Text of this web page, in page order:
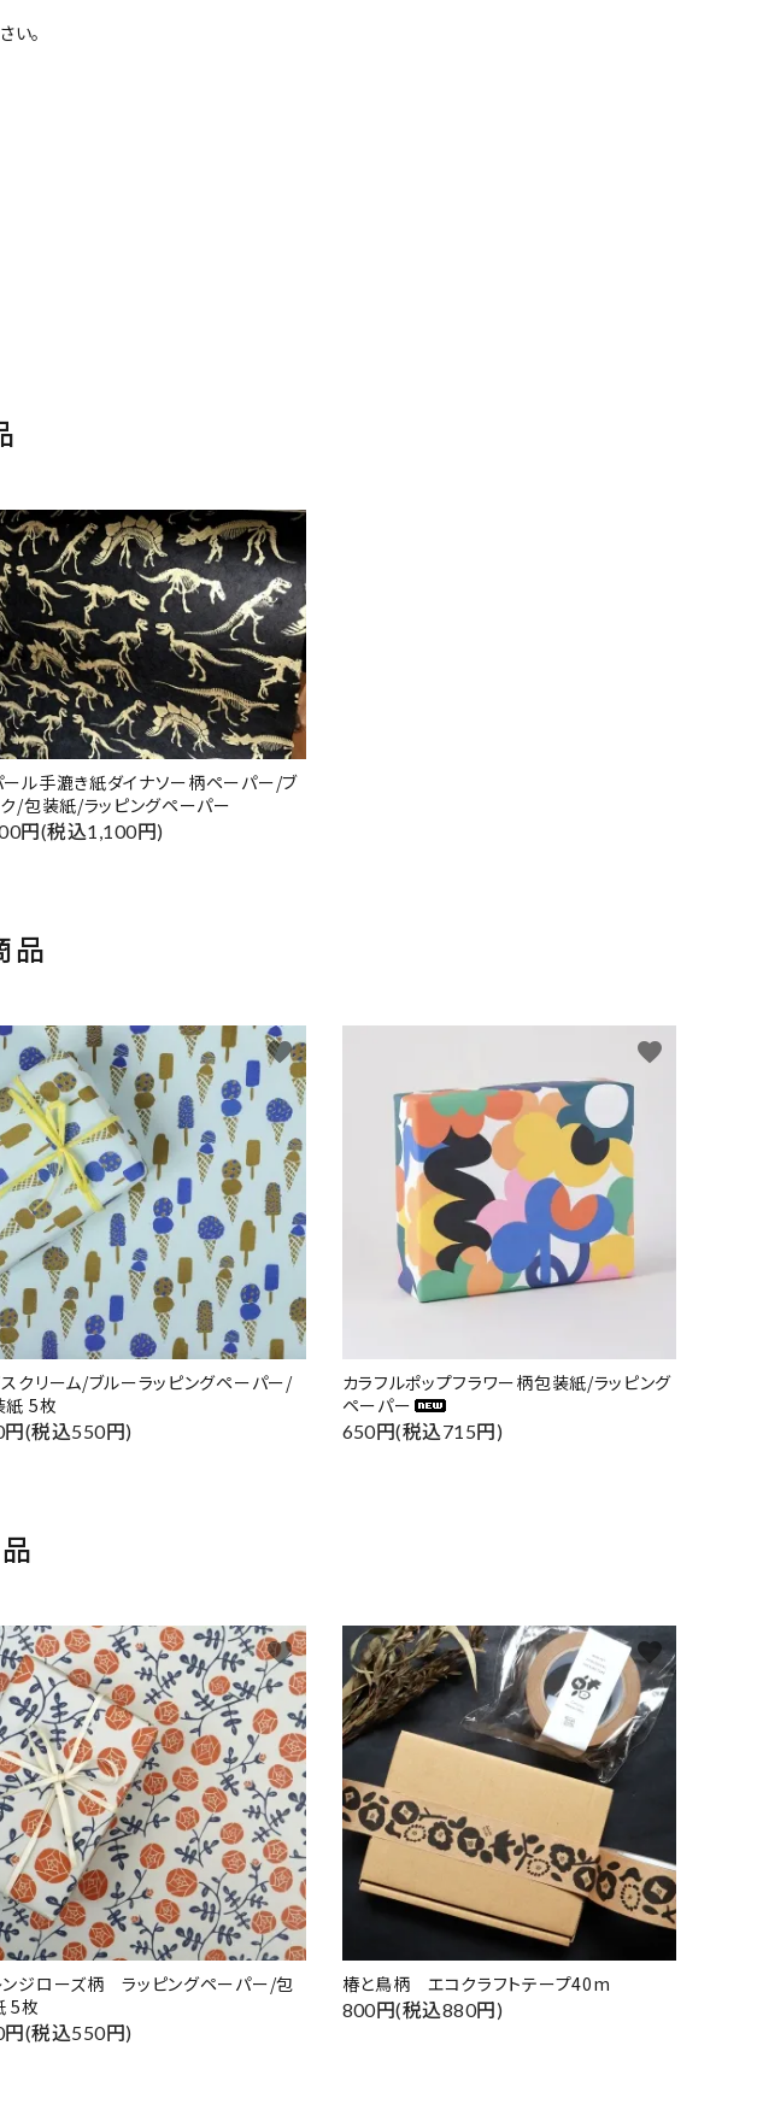
い。
ール手漉き紙ダイナソー柄ペーパー/ブ
/包装紙/ラッピングペーパー
円(税込1,100円)
品
クリーム/ブルーラッピングペーパー/
紙 5枚
円(税込550円)
favorite
カラフルポップフラワー柄包装紙/ラッピング
ペーパー
650円(税込715円)
favorite
ンジローズ柄 ラッピングペーパー/包
5枚
円(税込550円)
favorite
椿と鳥柄 エコクラフトテープ40m
800円(税込880円)
favorite